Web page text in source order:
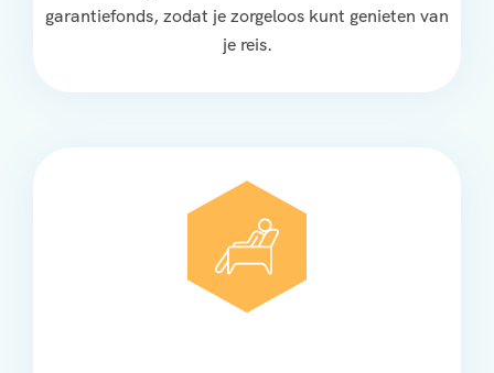
garantiefonds, zodat je zorgeloos kunt genieten van
je reis.